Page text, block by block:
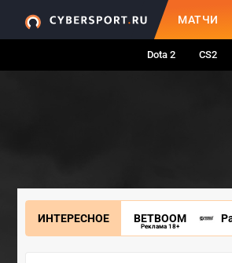
МАТЧИ
Dota 2 CS2
ИНТЕРЕСНОЕ BETBOOM
Реклама 18+